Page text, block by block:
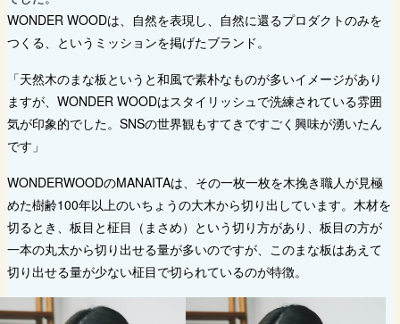
WONDER WOODは、自然を表現し、自然に還るプロダクトのみを
つくる、というミッションを掲げたブランド。
「天然木のまな板というと和風で素朴なものが多いイメージがあり
ますが、WONDER WOODはスタイリッシュで洗練されている雰囲
気が印象的でした。SNSの世界観もすてきですごく興味が湧いたん
です」
WONDERWOODのMANAITAは、その一枚一枚を木挽き職人が見極
めた樹齢100年以上のいちょうの大木から切り出しています。木材を
切るとき、板目と柾目（まさめ）という切り方があり、板目の方が
一本の丸太から切り出せる量が多いのですが、このまな板はあえて
切り出せる量が少ない柾目で切られているのが特徴。